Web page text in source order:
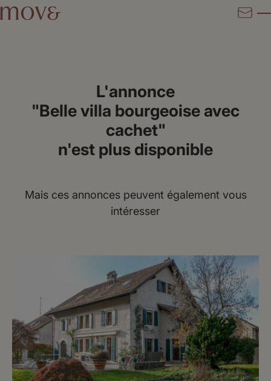
L'annonce
"Belle villa bourgeoise avec
cachet"
n'est plus disponible
Mais ces annonces peuvent également vous
intéresser